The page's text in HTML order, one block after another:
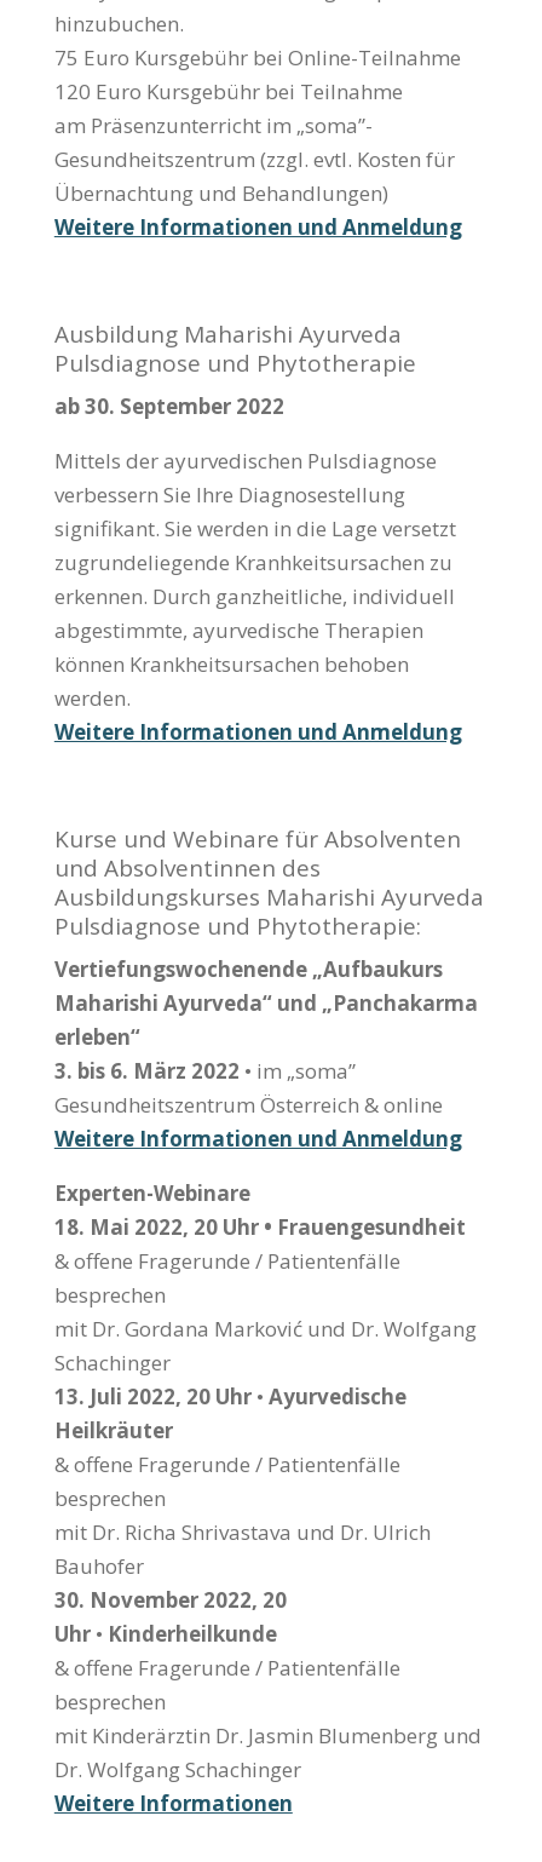
hinzubuchen.
75 Euro Kursgebühr bei Online-Teilnahme
120 Euro Kursgebühr bei Teilnahme
am Präsenzunterricht im „soma”-
Gesundheitszentrum (zzgl. evtl. Kosten für
Übernachtung und Behandlungen)
Weitere Informationen und Anmeldung
Ausbildung Maharishi Ayurveda
Pulsdiagnose und Phytotherapie
ab 30. September 2022
Mittels der ayurvedischen Pulsdiagnose
verbessern Sie Ihre Diagnosestellung
signifikant. Sie werden in die Lage versetzt
zugrunde­liegende Kranhkeits­ursachen zu
erkennen. Durch ganzheitliche, individuell
abgestimmte, ayurvedische Therapien
können Krankheits­ursachen behoben
werden.
Weitere Informationen und Anmeldung
Kurse und Webinare für Absolventen
und Absolventinnen des
Ausbildungskurses Maharishi Ayurveda
Pulsdiagnose und Phytotherapie:
Vertiefungswochenende „Aufbaukurs
Maharishi Ayurveda“ und „Panchakarma
erleben“
3. bis 6. März 2022 • im „soma”
Gesundheitszentrum Österreich & online
Weitere Informationen und Anmeldung
Experten-Webinare
18. Mai 2022, 20 Uhr • Frauengesundheit
& offene Fragerunde / Patientenfälle
besprechen
mit Dr. Gordana Marković und Dr. Wolfgang
Schachinger
13. Juli 2022, 20 Uhr• Ayurvedische
Heilkräuter
& offene Fragerunde / Patientenfälle
besprechen
mit Dr. Richa Shrivastava und Dr. Ulrich
Bauhofer
30. November 2022, 20
Uhr• Kinderheilkunde
& offene Fragerunde / Patientenfälle
besprechen
mit Kinderärztin Dr. Jasmin Blumenberg und
Dr. Wolfgang Schachinger
Weitere Informationen